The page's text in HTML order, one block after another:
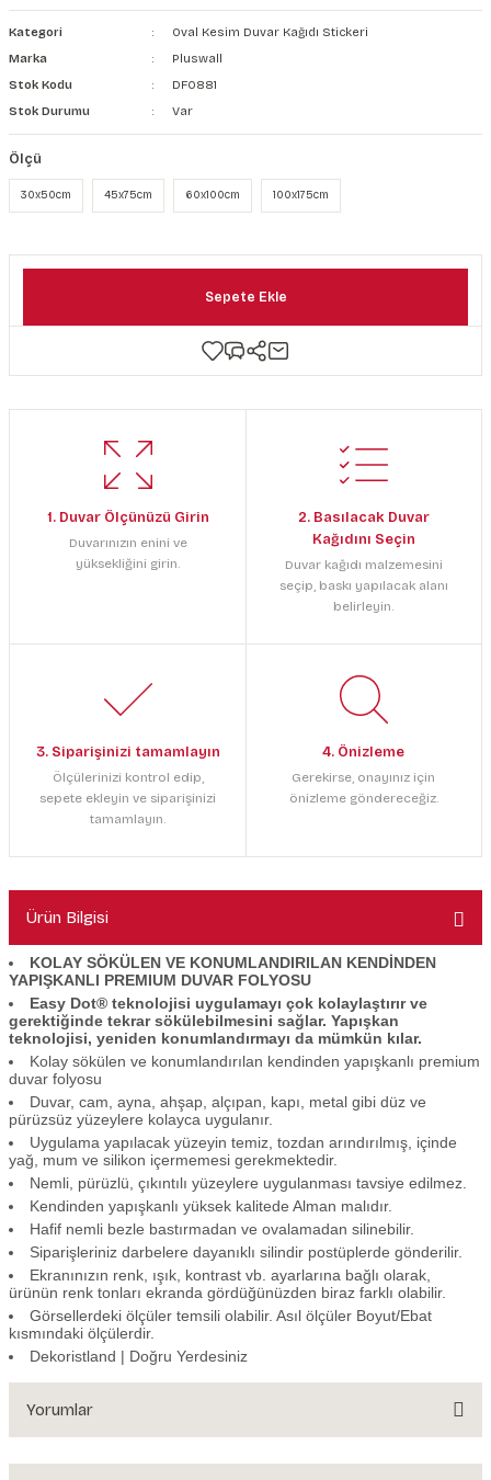
Duvar Kanvası
Kategori
Oval Kesim Duvar Kağıdı Stickeri
Marka
Pluswall
Stok Kodu
DF0881
Stok Durumu
Var
Ölçü
30x50cm 45x75cm 60x100cm 100x175cm
Sepete Ekle
1. Duvar Ölçünüzü Girin
Duvarınızın enini ve
yüksekliğini girin.
2. Basılacak Duvar
Kağıdını Seçin
Duvar kağıdı malzemesini
seçip, baskı yapılacak alanı
belirleyin.
3. Siparişinizi tamamlayın
Ölçülerinizi kontrol edip,
sepete ekleyin ve siparişinizi
tamamlayın.
4. Önizleme
Gerekirse, onayınız için
önizleme göndereceğiz.
Ürün Bilgisi
KOLAY SÖKÜLEN VE KONUMLANDIRILAN KENDİNDEN
YAPIŞKANLI PREMIUM DUVAR FOLYOSU
Easy Dot® teknolojisi uygulamayı çok kolaylaştırır ve
gerektiğinde tekrar sökülebilmesini sağlar. Yapışkan
teknolojisi, yeniden konumlandırmayı da mümkün kılar.
Kolay sökülen ve konumlandırılan kendinden yapışkanlı premium
duvar folyosu
Duvar, cam, ayna, ahşap, alçıpan, kapı, metal gibi düz ve
pürüzsüz yüzeylere kolayca uygulanır.
Uygulama yapılacak yüzeyin temiz, tozdan arındırılmış, içinde
yağ, mum ve silikon içermemesi gerekmektedir.
Nemli, pürüzlü, çıkıntılı yüzeylere uygulanması tavsiye edilmez.
Kendinden yapışkanlı yüksek kalitede Alman malıdır.
Hafif nemli bezle bastırmadan ve ovalamadan silinebilir.
Siparişleriniz darbelere dayanıklı silindir postüplerde gönderilir.
Ekranınızın renk, ışık, kontrast vb. ayarlarına bağlı olarak,
ürünün renk tonları ekranda gördüğünüzden biraz farklı olabilir.
Görsellerdeki ölçüler temsili olabilir. Asıl ölçüler Boyut/Ebat
kısmındaki ölçülerdir.
Dekoristland | Doğru Yerdesiniz
Yorumlar